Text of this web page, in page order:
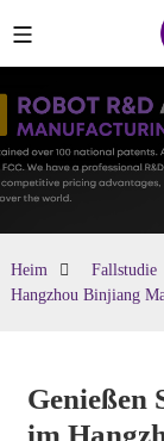
Heim Fallstudie
Hangzhou Binjiang
Genießen
im